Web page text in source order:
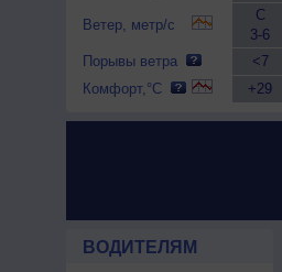
Ветер, метр/с
Порывы ветра
Комфорт,°C
С
3-6
<7
+29
ВОДИТЕЛЯМ